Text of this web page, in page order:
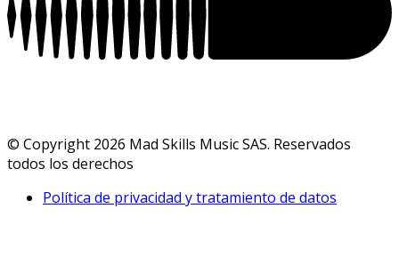
© Copyright 2026 Mad Skills Music SAS. Reservados
todos los derechos
Política de privacidad y tratamiento de datos